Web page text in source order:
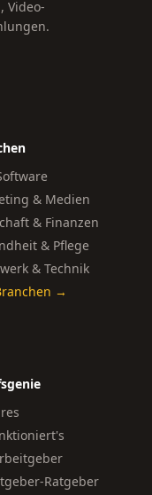
Video-
& Medien
& Finanzen
& Pflege
& Technik
→
Ratgeber